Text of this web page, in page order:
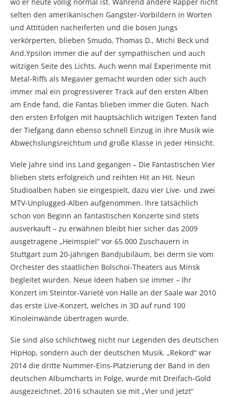
selten den amerikanischen Gangster-Vorbildern in Worten
und Attitüden nacheiferten und die bösen Jungs
verkörperten, blieben Smudo, Thomas D., Michi Beck und
And.Ypsilon immer die auf der sympathischen und auch
witzigen Seite des Lichts. Auch wenn mal Experimente mit
Metal-Riffs als Megavier gemacht wurden oder sich auch
immer mal ein progressiverer Track auf den ersten Alben
am Ende fand, die Fantas blieben immer die Guten. Nach
den ersten Erfolgen mit hauptsächlich witzigen Texten fand
der Tiefgang dann ebenso schnell Einzug in ihre Musik wie
Abwechslungsreichtum und große Klasse in jeder Hinsicht.
Viele Jahre sind ins Land gegangen – Die Fantastischen Vier
blieben stets erfolgreich und reihten Hit an Hit. Neun
Studioalben haben sie eingespielt, dazu vier Live- und zwei
MTV-Unplugged-Alben aufgenommen. Ihre tatsächlich
schon von Beginn an fantastischen Konzerte sind stets
ausverkauft – zu erwähnen bleibt hier sicher das 2009
ausgetragene „Heimspiel“ vor 65.000 Zuschauern in
Stuttgart zum 20-jährigen Bandjubiläum, bei derm sie vom
Orchester des staatlichen Bolschoi-Theaters aus Minsk
begleitet wurden. Neue Ideen haben sie immer – Ihr
Konzert im Steintor-Varieté von Halle an der Saale war 2010
das erste Live-Konzert, welches in 3D auf rund 100
Kinoleinwände übertragen wurde.
Sie sind also schlichtweg nicht nur Legenden des deutschen
HipHop, sondern auch der deutschen Musik. „Rekord“ war
2014 die dritte Nummer-Eins-Platzierung der Band in den
deutschen Albumcharts in Folge, wurde mit Dreifach-Gold
ausgezeichnet. 2016 schauten sie mit „Vier und jetzt“